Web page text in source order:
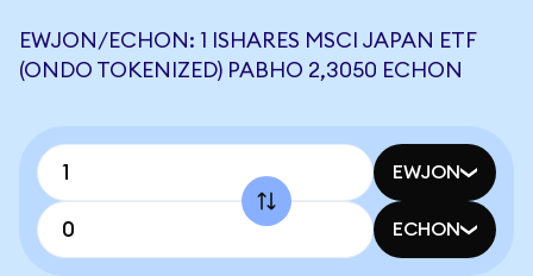
EWJON/ECHON: 1 ISHARES MSCI JAPAN ETF
(ONDO TOKENIZED) РАВНО 2,3050 ECHON
EWJON
ECHON